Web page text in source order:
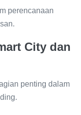
perencanaan
City dan
penting dalam